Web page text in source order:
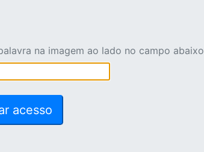
na imagem ao lado no campo abaixo